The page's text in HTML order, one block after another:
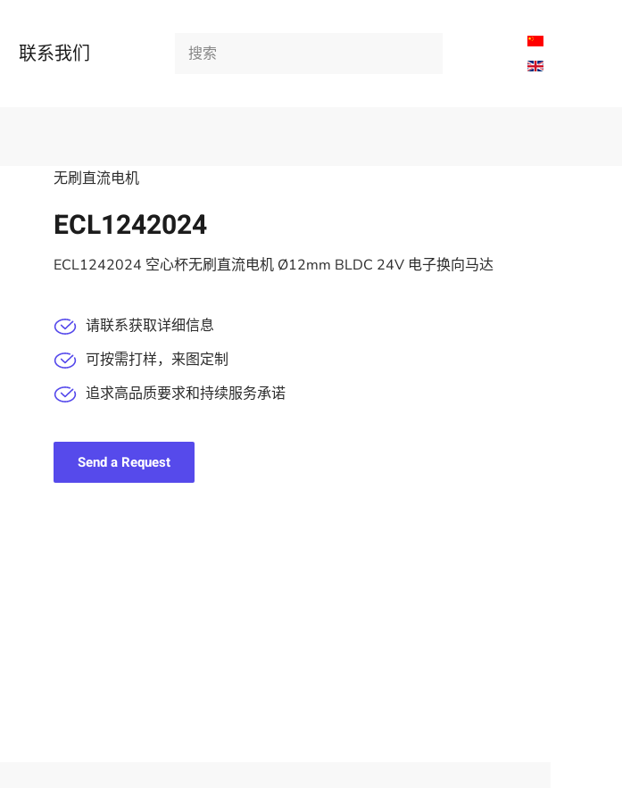
联系我们
无刷直流电机
ECL1242024
ECL1242024 空心杯无刷直流电机 Ø12mm BLDC 24V 电子换向马达
请联系获取详细信息
可按需打样，来图定制
追求高品质要求和持续服务承诺
Send a Request